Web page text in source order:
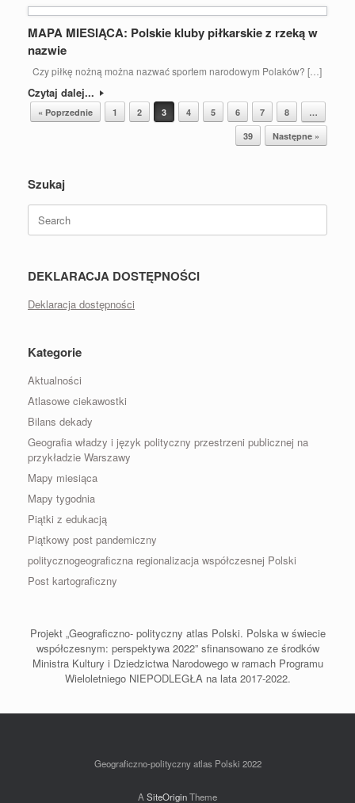
MAPA MIESIĄCA: Polskie kluby piłkarskie z rzeką w
nazwie
Czy piłkę nożną można nazwać sportem narodowym Polaków? […]
Czytaj dalej...
Post navigation
« Poprzednie 1 2 3 4 5 6 7 8
…
39
Następne »
Szukaj
for:
DEKLARACJA DOSTĘPNOŚCI
Deklaracja dostępności
Kategorie
Aktualności
Atlasowe ciekawostki
Bilans dekady
Geografia władzy i język polityczny przestrzeni publicznej na
przykładzie Warszawy
Mapy miesiąca
Mapy tygodnia
Piątki z edukacją
Piątkowy post pandemiczny
politycznogeograficzna regionalizacja współczesnej Polski
Post kartograficzny
Projekt „Geograficzno- polityczny atlas Polski. Polska w świecie
współczesnym: perspektywa 2022” sfinansowano ze środków
Ministra Kultury i Dziedzictwa Narodowego w ramach Programu
Wieloletniego NIEPODLEGŁA na lata 2017-2022.
Geograficzno-polityczny atlas Polski 2022
A SiteOriginTheme